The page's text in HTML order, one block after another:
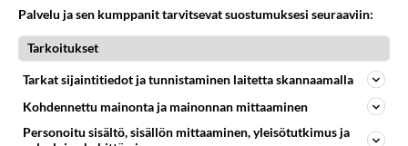
LUETUIMMAT
elävä Satu sai jättimäisen
rahasalkun Henry-
Palvelu ja sen kumppanit tarvitsevat suostumuksesi seuraaviin:
Tarkoitukset
Tarkat sijaintitiedot ja tunnistaminen laitetta skannaamalla
Kohdennettu mainonta ja mainonnan mittaaminen
Personoitu sisältö, sisällön mittaaminen, yleisötutkimus ja